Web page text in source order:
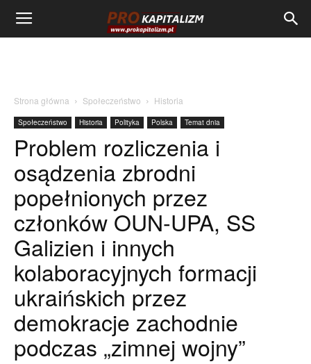
Strona główna Społeczeństwo Historia
Społeczeństwo Historia Polityka Polska Temat dnia
Problem rozliczenia i
osądzenia zbrodni
popełnionych przez
członków OUN-UPA, SS
Galizien i innych
kolaboracyjnych formacji
ukraińskich przez
demokracje zachodnie
podczas „zimnej wojny”